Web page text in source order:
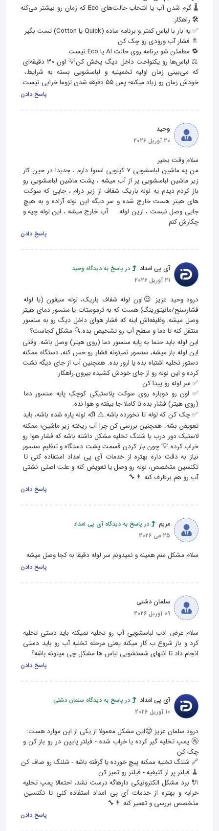
🌡️ گرم شدن آب یا انتخاب حالت‌های Eco که زمان رو بیشتر می‌کنه
⚖️ لباس‌ها رو یکنواخت داخل دیگ پخش کن💡 اون ۳۰ دقیقه‌ای
که می‌بینی زمان اولیه تخمینیه و لباسشویی بسته به شرایط،
خودش زمان رو زیاد میکنه؛ پس ۵۵ دقیقه شدن لزوما خرابی نیست.
پاسخ دادن
وحید
20 آوریل 2026
من یه ماشین لباسشویی 7 کیلویی اسنوا دارم ، جدیدا در حین کار
زیر ماشین لباسشویی پر از آب میشه ، پشت ماشین لباسشویی رو
باز کردم دیدم یه لوله باریک شفاف از زیر درام ، جایی که سوکت
های هیتر هست خارج شده و سر دیگه این لوله آزاده و به هیچ
جایی وصل نیست ، ازین لوله     آب خارج میشه ، این لوله چیه و
چکارش کنم
پاسخ دادن
آی پی امداد
در پاسخ به دیدگاه وحید
21 آوریل 2026
درود وحید عزیز 😌اون لوله شفاف باریک، لوله سیفون (یا لوله
فشارسنج/مانیتورینگ) هست که به ترموستات یا سنسور دمای هیتر
وصل میشه. وظیفه‌اش اینه که فشار هوای داخل دیگ رو به سنسور
این لوله باید حتما به پایه سنسور دما (روی هیتر) وصل باشه. وقتی
این لوله باز میشه، سنسور نمیتونه فشار رو حس کنه، دستگاه ممکنه
دستور تخلیه اشتباه بده یا ارور بده. همچنین آب از جای دیگه نشت
✅ اون رو دوباره روی سوکت پلاستیکی کوچکِ پایه سنسور دما
✅ چک کن که لوله تا نخورده باشه.⚠️ اگه لوله پاره شده باشه، باید
تعویض بشه. همچنین بررسی کن چرا آب ریخته زیر ماشین؛ ممکنه
لاستیک دور درب یا شلنگ تخلیه مشکل داشته باشه که فشار هوا رو
خراب کرده.💡 چون باز کردن قسمت پشت دستگاه و تنظیم سنسور
نیاز به دقت داره بهتره از خدمات آی پی امداد استفاده کنی تا
تکنسین متخصص، لوله رو وصل یا تعویض کنه و علت اصلی نشتی
آب رو هم برطرف کنه 👨‍🔧
پاسخ دادن
مریم
در پاسخ به دیدگاه آی پی امداد
25 می 2026
سلام مشکل منم همینه و نمیدونم سر لوله دقیقا به کجا وصل میشه
پاسخ دادن
سلمان دشتی
09 آوریل 2026
سلام عرض ادب لباسشویی آب رو تخلیه نمیکنه باید دستی تخلیه
کرد و باز شروع ب کار میکنه یعنی مرحله تخلیه آب رو باید دستی
انجام داد تا انتهای شستشویی لباس ها مشکل چی میتونه باشه؟
پاسخ دادن
آی پی امداد
در پاسخ به دیدگاه سلمان دشتی
10 آوریل 2026
🚰 پمپ تخلیه گیر کرده یا خراب شده - فیلتر پایین در رو باز کن و
🔌 برد مشکل الکترونیکی دارهاگه درست نشد، احتمالا پمپ تخلیه
خرابه و بهتره از خدمات آی پی امداد استفاده کنی تا تکنسین
متخصص بررسی و تعمیر کنه 👨‍🔧
پاسخ دادن